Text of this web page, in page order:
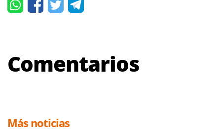
Comentarios
Más noticias